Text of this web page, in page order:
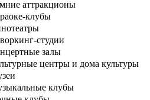
аттракционы
клубы
студии
залы
центры и дома культуры
клубы